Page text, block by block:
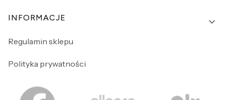
INFORMACJE
Regulamin sklepu
Polityka prywatności